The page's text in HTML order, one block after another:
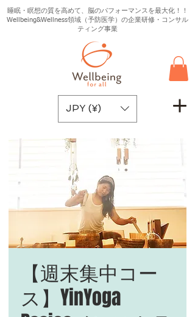
睡眠・瞑想の質を高めて、脳のパフォーマンスを最大化！！
Wellbeing&Wellness領域（予防医学）の企業研修・コンサル
ティング事業
JPY (¥)
【週末集中コー
ス】YinYoga